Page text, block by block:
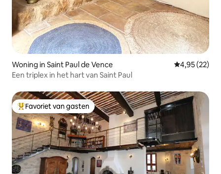
Woning in Saint Paul de Vence Gemiddelde
4,95 (22)
Een triplex in het hart van Saint Paul
Topfavoriet van gasten
Favoriet van gasten